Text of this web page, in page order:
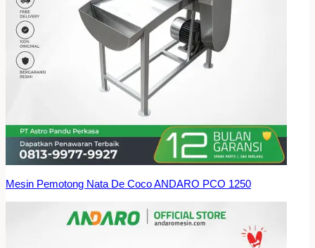
Mesin Pemotong Nata De Coco ANDARO PCO 1250